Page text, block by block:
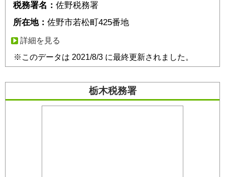
税務署名： 佐野税務署
所在地： 佐野市若松町425番地
詳細を見る
※このデータは 2021/8/3 に最終更新されました。
栃木税務署